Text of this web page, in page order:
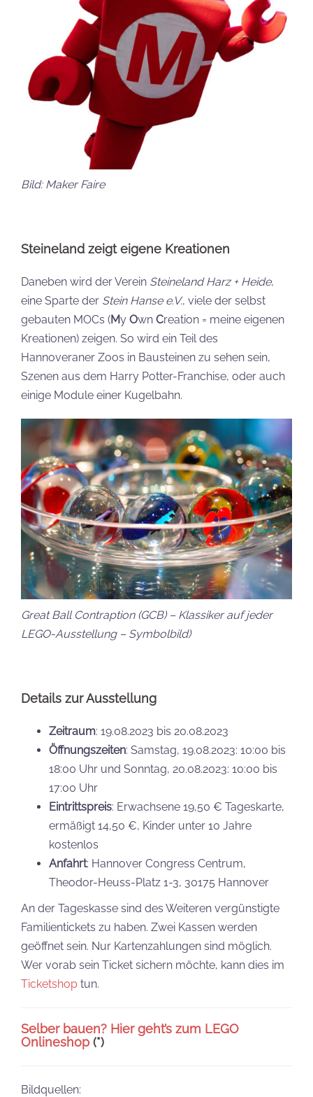
Bild: Maker Faire
Steineland zeigt eigene Kreationen
Daneben wird der Verein Steineland Harz + Heide,
eine Sparte der Stein Hanse e.V., viele der selbst
gebauten MOCs (My Own Creation = meine eigenen
Kreationen) zeigen. So wird ein Teil des
Hannoveraner Zoos in Bausteinen zu sehen sein,
Szenen aus dem Harry Potter-Franchise, oder auch
einige Module einer Kugelbahn.
Great Ball Contraption (GCB) – Klassiker auf jeder
LEGO-Ausstellung – Symbolbild)
Details zur Ausstellung
Zeitraum: 19.08.2023 bis 20.08.2023
Öffnungszeiten: Samstag, 19.08.2023: 10:00 bis
18:00 Uhr und Sonntag, 20.08.2023: 10:00 bis
17:00 Uhr
Eintrittspreis: Erwachsene 19,50 € Tageskarte,
ermäßigt 14,50 €, Kinder unter 10 Jahre
kostenlos
Anfahrt: Hannover Congress Centrum,
Theodor-Heuss-Platz 1-3, 30175 Hannover
An der Tageskasse sind des Weiteren vergünstigte
Familientickets zu haben. Zwei Kassen werden
geöffnet sein. Nur Kartenzahlungen sind möglich.
Wer vorab sein Ticket sichern möchte, kann dies im
Ticketshop tun.
Selber bauen? Hier geht’s zum LEGO
Onlineshop (*)
Bildquellen: